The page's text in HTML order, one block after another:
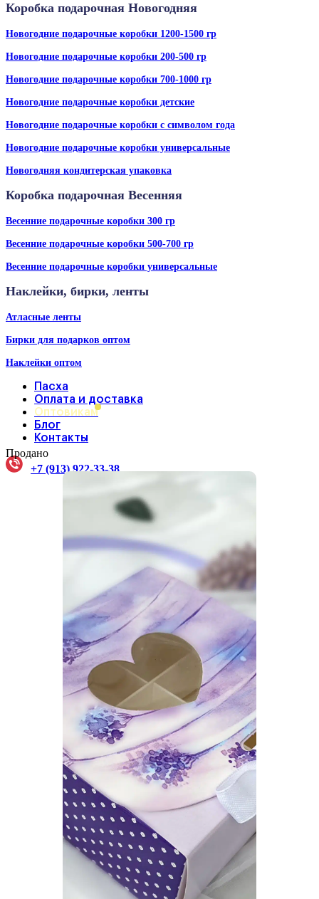
Коробка подарочная Новогодняя
Новогодние подарочные коробки 1200-1500 гр
Новогодние подарочные коробки 200-500 гр
Новогодние подарочные коробки 700-1000 гр
Новогодние подарочные коробки детские
Новогодние подарочные коробки с символом года
Новогодние подарочные коробки универсальные
Новогодняя кондитерская упаковка
Коробка подарочная Весенняя
Весенние подарочные коробки 300 гр
Весенние подарочные коробки 500-700 гр
Весенние подарочные коробки универсальные
Наклейки, бирки, ленты
Атласные ленты
Бирки для подарков оптом
Наклейки оптом
Пасха
Оплата и доставка
Оптовикам
Блог
Контакты
+7 (913) 922-33-38
Продано